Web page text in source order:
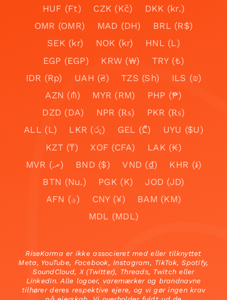
HUF (Ft)
CZK (Kč)
DKK (kr.)
OMR (OMR)
MAD (DH)
BRL (R$)
SEK (kr)
NOK (kr)
HNL (L)
EGP (EGP)
KRW (₩)
TRY (₺)
IDR (Rp)
UAH (₴) TZS (Sh)
ILS (₪)
AZN (₼)
MYR (RM)
PHP (₱)
DZD (DA)
NPR (₨)
PKR (₨)
ALL (L)
LKR (රු) GEL (₾)
UYU ($U)
KZT (₸)
XOF (CFA)
LAK (₭)
MVR (.ރ)
BND ($) VND (₫)
KHR (៛)
BTN (Nu.)
PGK (K)
JOD (JD)
AFN (؋)
CNY (¥)
BAM (KM)
MDL (MDL)
RiseKarma er ikke associeret med eller tilknyttet
Meta, YouTube, Facebook, Instagram, TikTok, Spotify,
SoundCloud, X (Twitter), Threads, Twitch eller
LinkedIn. Alle logoer, varemærker og brandnavne
tilhører deres respektive ejere, og vi gør ingen krav